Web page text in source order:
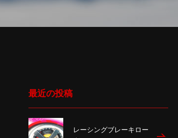
最近の投稿
レーシングブレーキロー